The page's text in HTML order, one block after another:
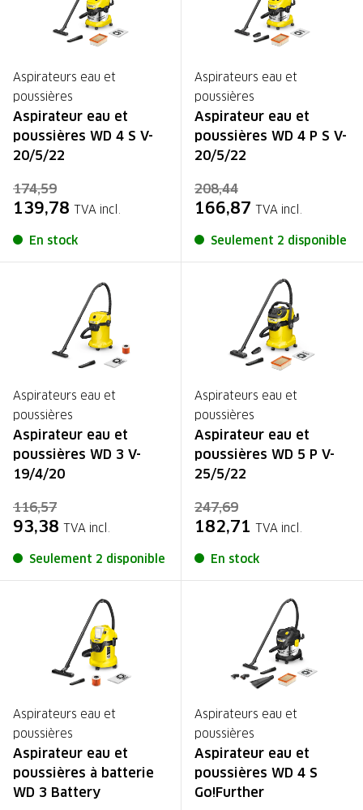
Aspirateurs eau et
poussières
Aspirateur eau et
poussières WD 4 S V-
20/5/22
174,59
139,78 TVA incl.
En stock
Aspirateurs eau et
poussières
Aspirateur eau et
poussières WD 4 P S V-
20/5/22
208,44
166,87 TVA incl.
Seulement 2 disponible
Aspirateurs eau et
poussières
Aspirateur eau et
poussières WD 3 V-
19/4/20
116,57
93,38 TVA incl.
Seulement 2 disponible
Aspirateurs eau et
poussières
Aspirateur eau et
poussières WD 5 P V-
25/5/22
247,69
182,71 TVA incl.
En stock
Aspirateurs eau et
poussières
Aspirateur eau et
poussières à batterie
WD 3 Battery
Aspirateurs eau et
poussières
Aspirateur eau et
poussières WD 4 S
Go!Further